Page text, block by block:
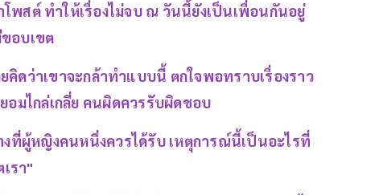
พสต์ ทำให้เรื่องไม่จบ ณ วันนี้ยังเป็นเพื่อนกันอยู่
อบเขต
คิดว่าเขาจะกล้าทำแบบนี้ ตกใจพอทราบเรื่องราว
มไกล่เกลี่ย คนผิดควรรับผิดชอบ
ที่ผู้หญิงคนหนึ่งควรได้รับ เหตุการณ์นี้เป็นอะไรที่
รา"